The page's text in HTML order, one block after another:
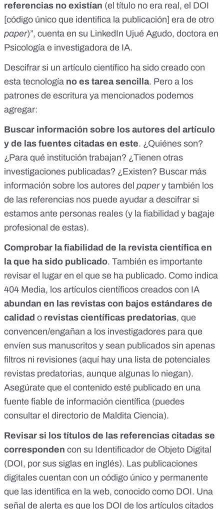
referencias no existían (el título no era real, el DOI
[código único que identifica la publicación] era de otro
paper)”, cuenta en su LinkedIn Ujué Agudo, doctora en
Psicología e investigadora de IA.
Descifrar si un artículo científico ha sido creado con
esta tecnología no es tarea sencilla. Pero a los
patrones de escritura ya mencionados podemos
agregar:
Buscar información sobre los autores del artículo
y de las fuentes citadas en este. ¿Quiénes son?
¿Para qué institución trabajan? ¿Tienen otras
investigaciones publicadas? ¿Existen? Buscar más
información sobre los autores del papery también los
de las referencias nos puede ayudar a descifrar si
estamos ante personas reales (y la fiabilidad y bagaje
profesional de estas).
Comprobar la fiabilidad de la revista científica en
la que ha sido publicado. También es importante
revisar el lugar en el que se ha publicado. Como indica
404 Media, los artículos científicos creados con IA
abundan en las revistas con bajos estándares de
calidad o revistas científicas predatorias, que
convencen/engañan a los investigadores para que
envíen sus manuscritos y sean publicados sin apenas
filtros ni revisiones (aquíhay una lista de potenciales
revistas predatorias, aunque algunas lo niegan).
Asegúrate que el contenido esté publicado en una
fuente fiable de información científica (puedes
consultar el directorio de Maldita Ciencia).
Revisar si los títulos de las referencias citadas se
corresponden con su Identificador de Objeto Digital
(DOI, por sus siglas en inglés). Las publicaciones
digitales cuentan con un código único y permanente
que las identifica en la web, conocido como DOI. Una
señal de alerta es que los DOI de los artículos citados